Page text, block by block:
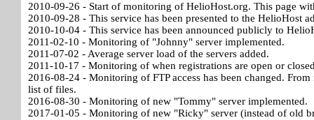
2010-09-26 - Start of monitoring of HelioHost.org. This page
2010-09-28 - This service has been presented to the HelioHost
2010-10-04 - This service has been announced publicly to
2011-02-10 - Monitoring of "Johnny" server implemented.
2011-07-02 - Average server load of the servers added.
2011-10-17 - Monitoring of when registrations are open or
2016-08-24 - Monitoring of FTP access has been changed.
list of files.
2016-08-30 - Monitoring of new "Tommy" server implemented.
2017-01-05 - Monitoring of new "Ricky" server (instead of old